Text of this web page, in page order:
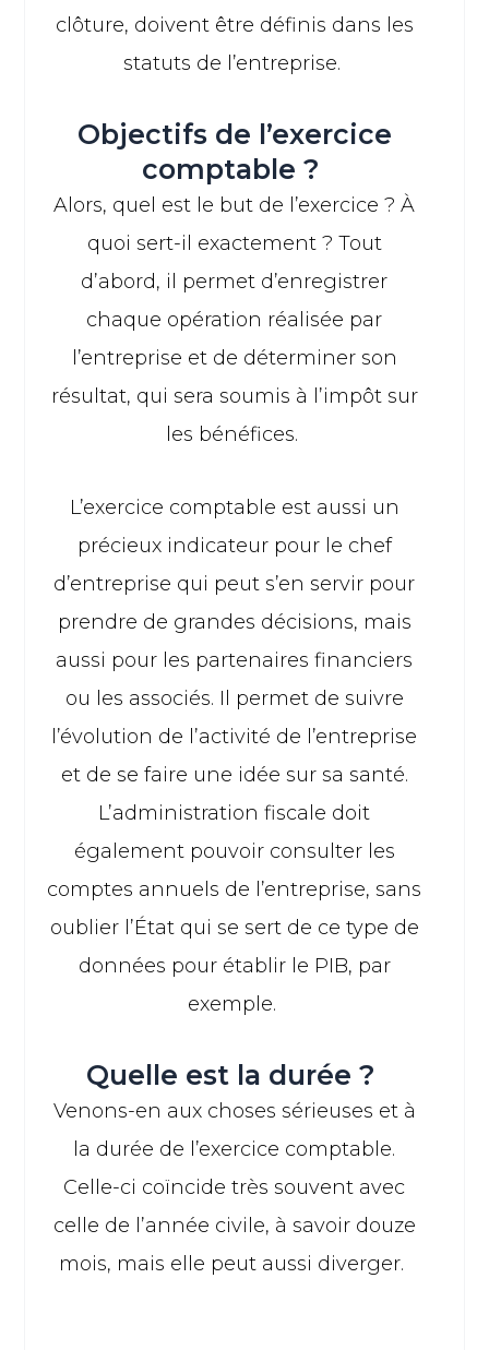
clôture, doivent être définis dans les
statuts de l’entreprise.
Objectifs de l’exercice
comptable ?
Alors, quel est le but de l’exercice ? À
quoi sert-il exactement ? Tout
d’abord, il permet d’enregistrer
chaque opération réalisée par
l’entreprise et de déterminer son
résultat, qui sera soumis à l’impôt sur
les bénéfices.
L’exercice comptable est aussi un
précieux indicateur pour le chef
d’entreprise qui peut s’en servir pour
prendre de grandes décisions, mais
aussi pour les partenaires financiers
ou les associés. Il permet de suivre
l’évolution de l’activité de l’entreprise
et de se faire une idée sur sa santé.
L’administration fiscale doit
également pouvoir consulter les
comptes annuels de l’entreprise, sans
oublier l’État qui se sert de ce type de
données pour établir le PIB, par
exemple.
Quelle est la durée ?
Venons-en aux choses sérieuses et à
la durée de l’exercice comptable.
Celle-ci coïncide très souvent avec
celle de l’année civile, à savoir douze
mois, mais elle peut aussi diverger.